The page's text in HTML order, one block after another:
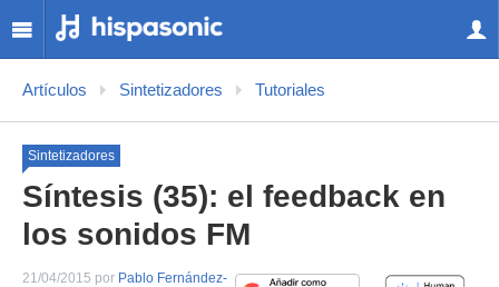
Artículos Sintetizadores Tutoriales
Sintetizadores
Síntesis (35): el feedback en
los sonidos FM
21/04/2015 por Pablo Fernández-